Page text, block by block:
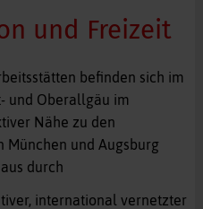
und Freizeit
befinden sich im
und Oberallgäu im
Nähe zu den
München und Augsburg
durch
international vernetzter